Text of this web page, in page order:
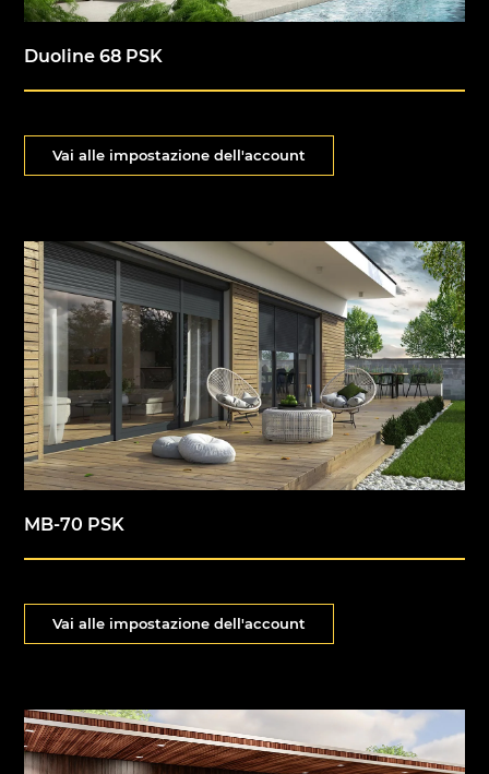
Duoline 68 PSK
Vai alle impostazione dell'account
MB-70 PSK
Vai alle impostazione dell'account